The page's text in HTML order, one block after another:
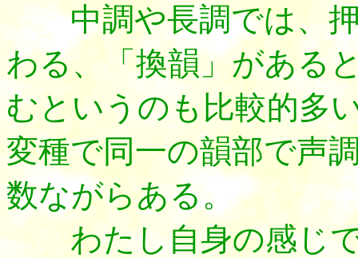
中調や長調では、押
わる、「換韻」がある
むというのも比較的多
変種で同一の韻部で声
数ながらある。
わたし自身の感じで